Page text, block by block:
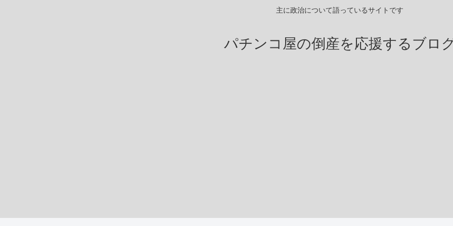
主に政治について語っているサイトです
パチンコ屋の倒産を応援するブロ